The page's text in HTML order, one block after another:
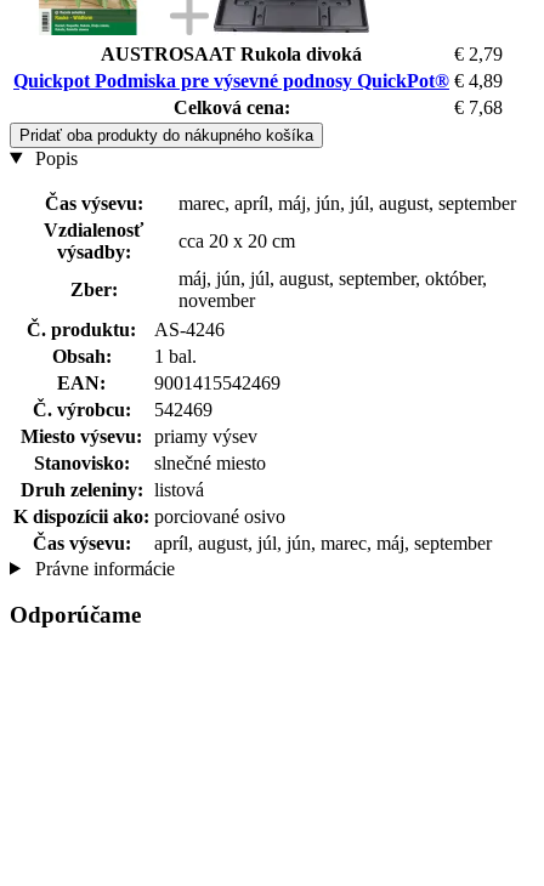
AUSTROSAAT Rukola divoká
€ 2,79
Quickpot Podmiska pre výsevné podnosy QuickPot® € 4,89
Celková cena:
€ 7,68
Pridať oba produkty do nákupného košíka
Popis
Čas výsevu:
marec, apríl, máj, jún, júl, august, september
Vzdialenosť
výsadby:
cca 20 x 20 cm
Zber:
máj, jún, júl, august, september, október,
november
Č. produktu:
AS-4246
Obsah:
1 bal.
EAN:
9001415542469
Č. výrobcu:
542469
Miesto výsevu:
priamy výsev
Stanovisko:
slnečné miesto
Druh zeleniny: listová
K dispozícii ako: porciované osivo
Čas výsevu:
apríl, august, júl, jún, marec, máj, september
Právne informácie
Odporúčame